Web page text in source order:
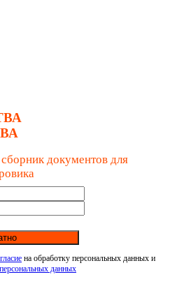
документов для
на обработку персональных данных и
данных